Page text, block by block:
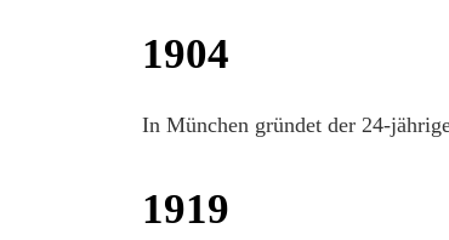
1904
In München gründet der 24-
1919